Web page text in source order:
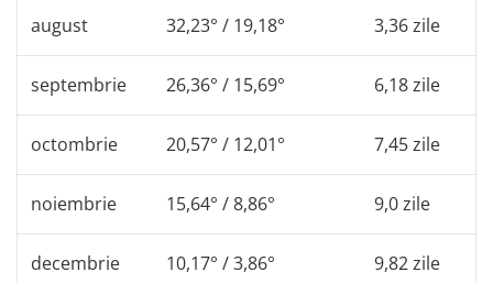
august 32,23° / 19,18° 3,36 zile
septembrie 26,36° / 15,69° 6,18 zile
octombrie 20,57° / 12,01° 7,45 zile
noiembrie 15,64° / 8,86° 9,0 zile
decembrie 10,17° / 3,86° 9,82 zile